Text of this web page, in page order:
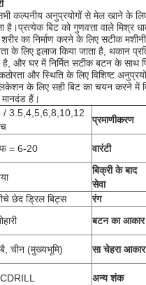
कल्पनीय अनुप्रयोगों से मेल खाने के
बिट को गुणवत्ता वाले मिश्र
का निर्माण करने के लिए सटीक
के लिए इलाज किया जाता है, थकान
है, और घर में निर्मित सटीक बटन के साथ
और स्थिति के लिए विशिष्ट
के लिए सही बिट का चयन करने में
मानदंड हैं।
/ 3.5,4,5,6,8,10,12
प्रमाणीकरण
= 6-20 वारंटी
बिक्री के बाद
सेवा
छेद ड्रिल बिट्स रंग
बटन का आकार
चीन (मुख्यभूमि) सा चेहरा आकार
अन्य शंक